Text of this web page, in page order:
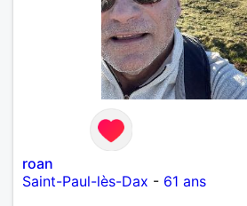
roan
Saint-Paul-lès-Dax - 61 ans